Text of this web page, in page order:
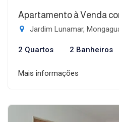
Apartamento à Venda
Jardim Lunamar,
2 Quartos 2 Banheiros
Mais informações